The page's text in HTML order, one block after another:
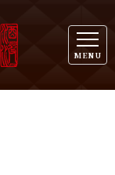
MENU